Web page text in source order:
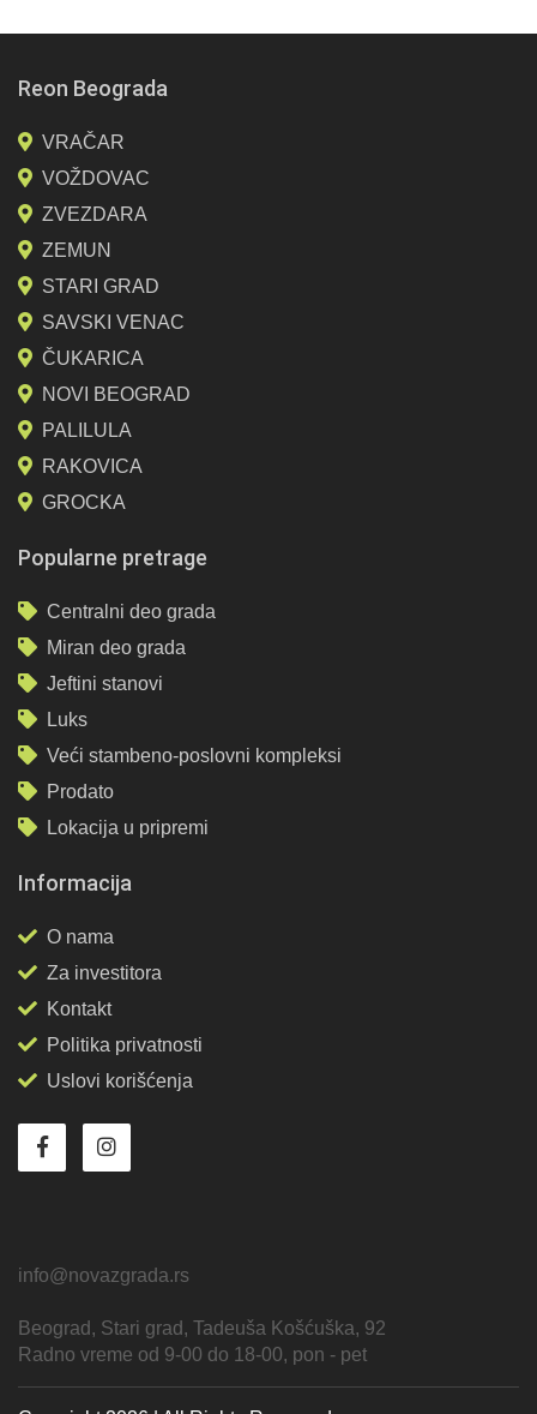
Reon Beograda
VRAČAR
VOŽDOVAC
ZVEZDARA
ZEMUN
STARI GRAD
SAVSKI VENAC
ČUKARICA
NOVI BEOGRAD
PALILULA
RAKOVICA
GROCKA
Popularne pretrage
Centralni deo grada
Miran deo grada
Jeftini stanovi
Luks
Veći stambeno-poslovni kompleksi
Prodato
Lokacija u pripremi
Informacija
O nama
Za investitora
Kontakt
Politika privatnosti
Uslovi korišćenja
info@novazgrada.rs
Beograd , Stari grad, Tadeuša Košćuška, 92
Radno vreme od 9-00 do 18-00, pon - pet